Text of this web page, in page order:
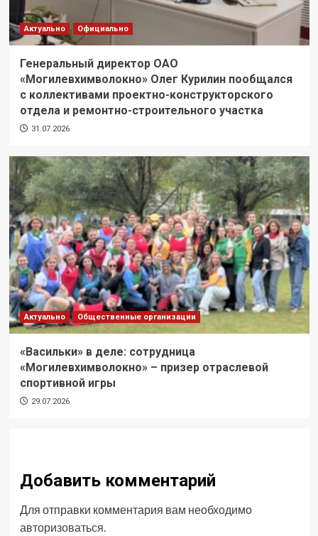
Актуально Официально
Генеральный директор ОАО
«Могилевхимволокно» Олег Курилин пообщался
с коллективами проектно-конструкторского
отдела и ремонтно-строительного участка
31.07.2026
Актуально Общественные организации
«Васильки» в деле: сотрудница
«Могилевхимволокно» – призер отраслевой
спортивной игры
29.07.2026
Добавить комментарий
Для отправки комментария вам необходимо
авторизоваться.